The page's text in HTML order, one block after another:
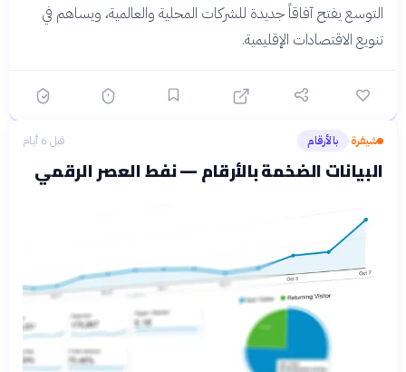
التوسع يفتح آفاقاً جديدة للشركات المحلية والعالمية، ويساهم في
تنويع الاقتصادات الإقليمية.
شيفرة› بالأرقام قبل 6 أيام
البيانات الضخمة بالأرقام — نفط العصر الرقمي